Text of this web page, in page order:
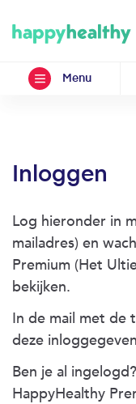
Menu
Inloggen
Log hieronder in
mailadres) en
Premium (Het
bekijken.
In de mail met de
deze
Ben je al
HappyHealthy